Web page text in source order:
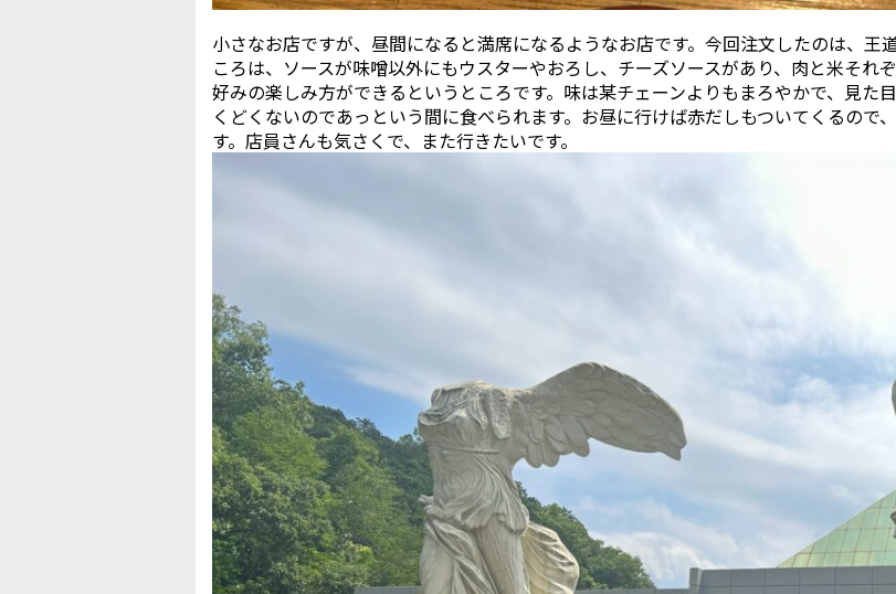
小さなお店ですが、昼間になると満席になるようなお店です。今回注文したのは、王
ころは、ソースが味噌以外にもウスターやおろし、チーズソースがあり、肉と米それ
好みの楽しみ方ができるというところです。味は某チェーンよりもまろやかで、見た
くどくないのであっという間に食べられます。お昼に行けば赤だしもついてくるので
す。店員さんも気さくで、また行きたいです。